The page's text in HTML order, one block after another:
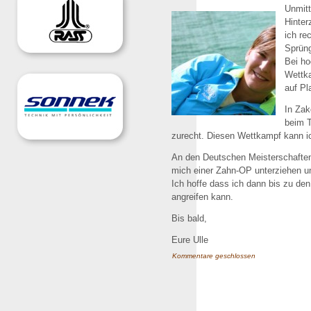
ich
Bei
auf
In
beim
zurecht. Diesen Wettkampf kann
An den Deutschen
mich einer Zahn-OP unterziehen
Ich hoffe dass ich dann bis zu
angreifen kann.
Bis bald,
Eure Ulle
Kommentare geschlossen